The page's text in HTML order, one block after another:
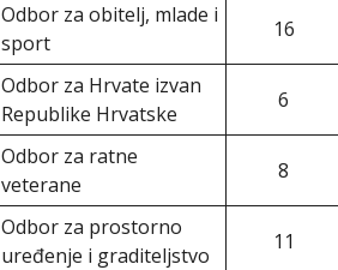
Odbor za obitelj, mlade i
sport
16
Odbor za Hrvate izvan
Republike Hrvatske
6
Odbor za ratne
veterane
8
Odbor za prostorno
uređenje i graditeljstvo
11